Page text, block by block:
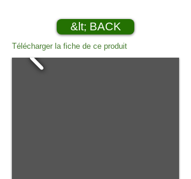
&lt; BACK
Télécharger la fiche de ce produit